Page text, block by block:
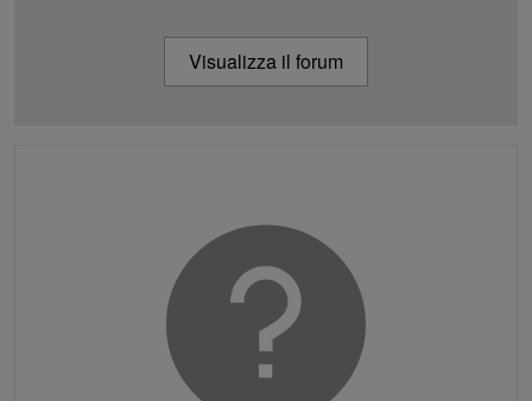
Visualizza il forum